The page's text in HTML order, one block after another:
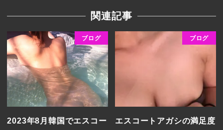
関連記事
ブログ
2023年8月韓国でエスコー
ブログ
エスコートアガシの満足度